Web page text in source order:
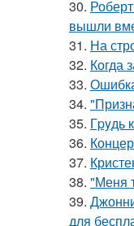
30.
вышли
31. На
32. Когда
33.
34.
35. Гpyдь
36.
37.
38. "Меня
39.
для